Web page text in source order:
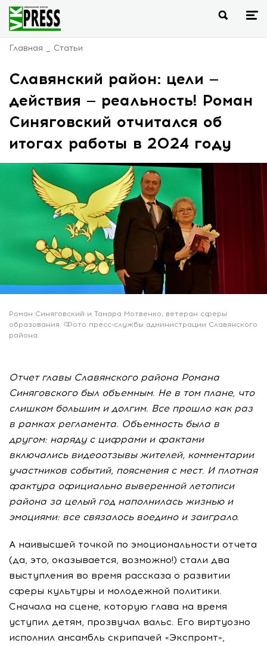
Главная Статьи
Славянский район: цели —
действия — реальность! Роман
Синяговский отчитался об
итогах работы в 2024 году
Роман Синяговский и Тамара Мотвенко, ветеран сферы
образования. Фото пресс-службы администрации Славянского
района.
Отчет главы Славянского района Романа
Синяговского был объемным. Не в том плане, что
слишком большим и долгим. Все прошло как раз
в рамках регламента. Объемность была в
другом: наряду с цифрами и фактами
включались видеоотзывы жителей, комментарии
участников событий, пояснения с мест. И плотная
фактура официально выверенной летописи
района за целый год наполнилась жизнью и
эмоциями: все связалось воедино и заиграло.
А наивысшей точкой по эмоциональности отчета
(да, это, оказывается, возможно!) стали два
выступления во время рассказа о развитии
сферы культуры и молодежной политики.
Сначала на сцене, которую глава на время
уступил детям, прозвучал вальс. Его виртуозно
исполнил ансамбль скрипачей «Экспромт»,